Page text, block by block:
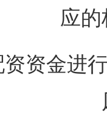
应
资金进